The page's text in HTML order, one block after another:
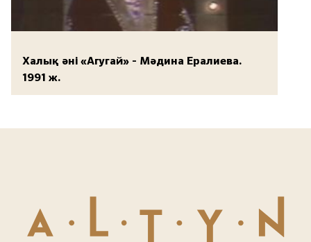
Халық әні «Агугай» - Мәдина Ералиева.
1991 ж.